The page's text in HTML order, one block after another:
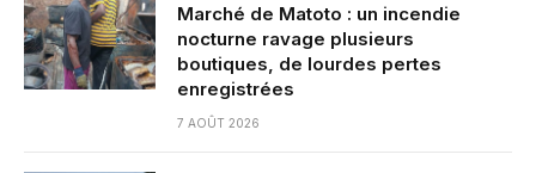
Marché de Matoto : un incendie
nocturne ravage plusieurs
boutiques, de lourdes pertes
enregistrées
7 AOÛT 2026